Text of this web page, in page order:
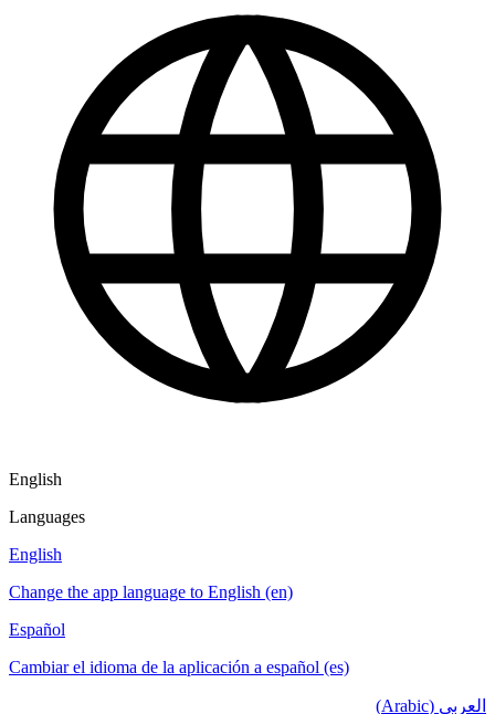
English
Languages
English
Change the app language to English (en)
Español
Cambiar el idioma de la aplicación a español (es)
العربي (Arabic)